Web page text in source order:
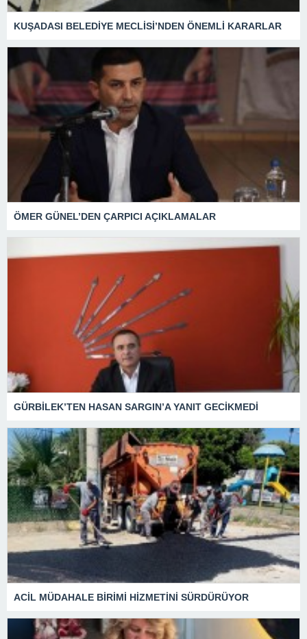
KUŞADASI BELEDİYE MECLİSİ’NDEN ÖNEMLİ KARARLAR
ÖMER GÜNEL’DEN ÇARPICI AÇIKLAMALAR
GÜRBİLEK’TEN HASAN SARGIN’A YANIT GECİKMEDİ
ACİL MÜDAHALE BİRİMİ HİZMETİNİ SÜRDÜRÜYOR